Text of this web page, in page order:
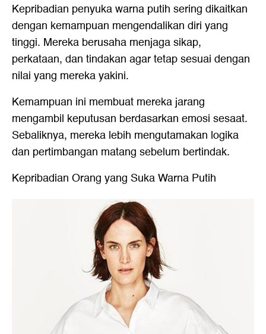
Kepribadian penyuka warna putih sering dikaitkan
dengan kemampuan mengendalikan diri yang
tinggi. Mereka berusaha menjaga sikap,
perkataan, dan tindakan agar tetap sesuai dengan
nilai yang mereka yakini.
Kemampuan ini membuat mereka jarang
mengambil keputusan berdasarkan emosi sesaat.
Sebaliknya, mereka lebih mengutamakan logika
dan pertimbangan matang sebelum bertindak.
Kepribadian Orang yang Suka Warna Putih